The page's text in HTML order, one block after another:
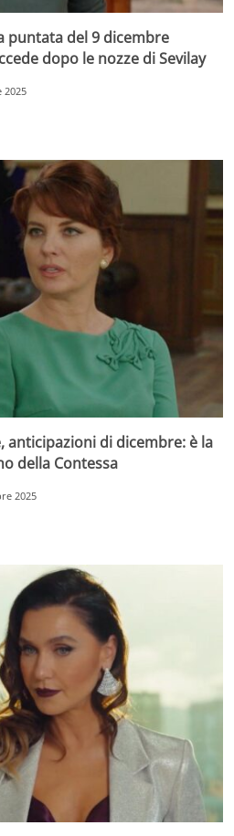
puntata del 9 dicembre
dopo le nozze di Sevilay
2025
anticipazioni di dicembre: è la
della Contessa
2025